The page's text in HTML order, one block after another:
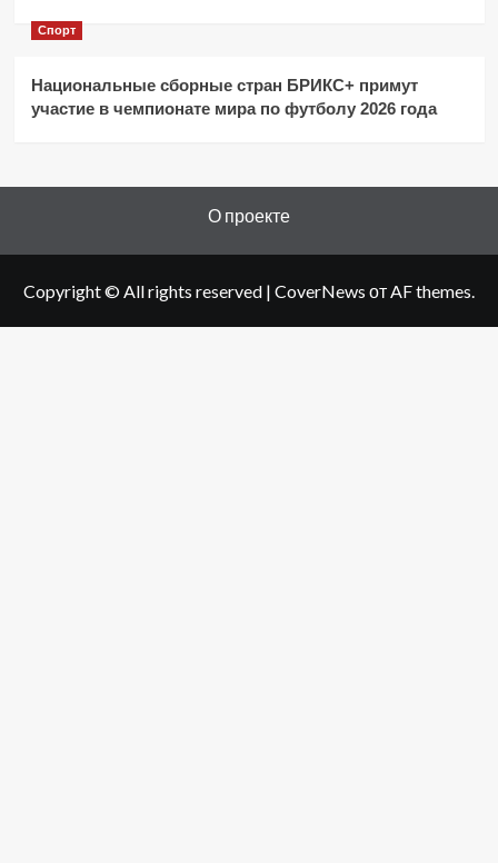
Спорт
Национальные сборные стран БРИКС+ примут
участие в чемпионате мира по футболу 2026 года
О проекте
Copyright © All rights reserved | CoverNews от AF themes.